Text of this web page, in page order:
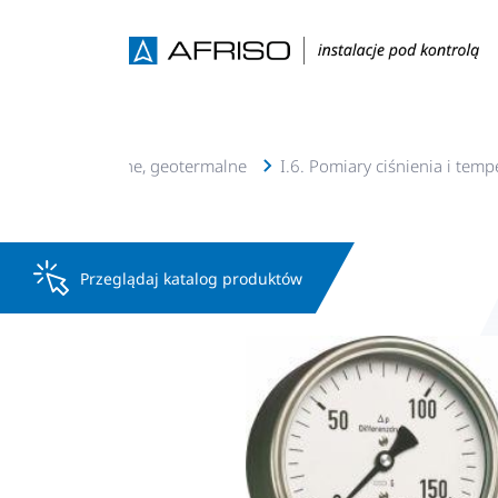
c.w.u, solarne, geotermalne I.6. Pomiary ciśnienia i
Przeglądaj katalog produktów